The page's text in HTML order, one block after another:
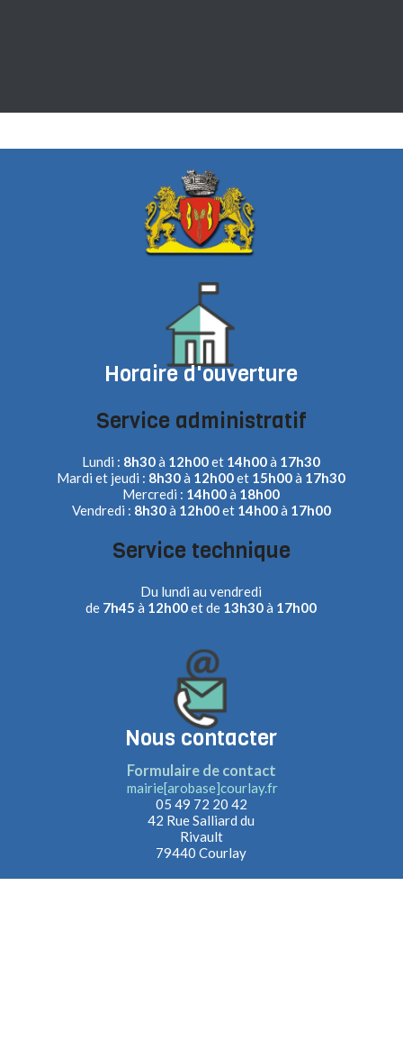
Horaire d'ouverture
Service administratif
Lundi : 8h30à 12h00et 14h00à 17h30
Mardi et jeudi : 8h30à 12h00et 15h00à 17h30
Mercredi : 14h00à 18h00
Vendredi : 8h30à 12h00et 14h00à 17h00
Service technique
Du lundi au vendredi
de 7h45 à 12h00et de 13h30à 17h00
Nous contacter
Formulaire de contact
mairie[arobase]courlay.fr
05 49 72 20 42
42 Rue Salliard du
Rivault
79440 Courlay